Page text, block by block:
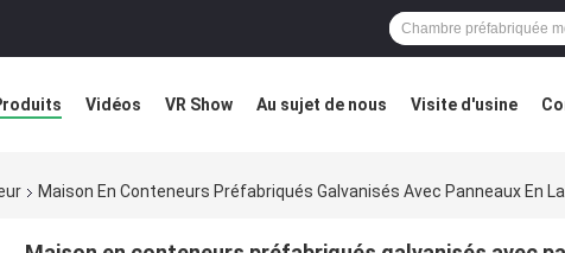
Vidéos VR Show Au sujet de nous Visite d'usine
Maison En Conteneurs Préfabriqués Galvanisés Avec Panneaux En